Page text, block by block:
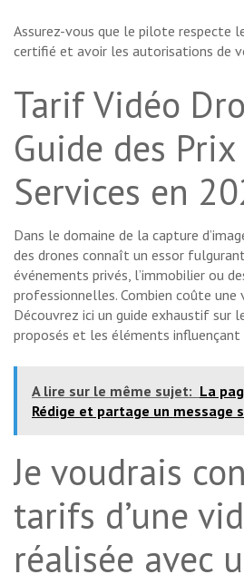
Assurez-vous que le pilote respecte
certifié et avoir les autorisations de
Tarif Vidéo
Guide des
Services en
Dans le domaine de la capture
des drones connaît un essor
événements privés, l’immobilier ou
professionnelles. Combien coûte une
Découvrez ici un guide exhaustif sur
proposés et les éléments influençant
A lire sur le même sujet: La
Rédige et partage un message
Je voudrais
tarifs d’une
réalisée avec